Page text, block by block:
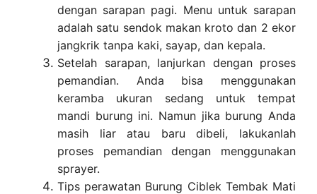
dengan sarapan pagi. Menu untuk sarapan
adalah satu sendok makan kroto dan 2 ekor
jangkrik tanpa kaki, sayap, dan kepala.
Setelah sarapan, lanjurkan dengan proses
pemandian. Anda bisa menggunakan
keramba ukuran sedang untuk tempat
mandi burung ini. Namun jika burung Anda
masih liar atau baru dibeli, lakukanlah
proses pemandian dengan menggunakan
sprayer.
Tips perawatan Burung Ciblek Tembak Mati